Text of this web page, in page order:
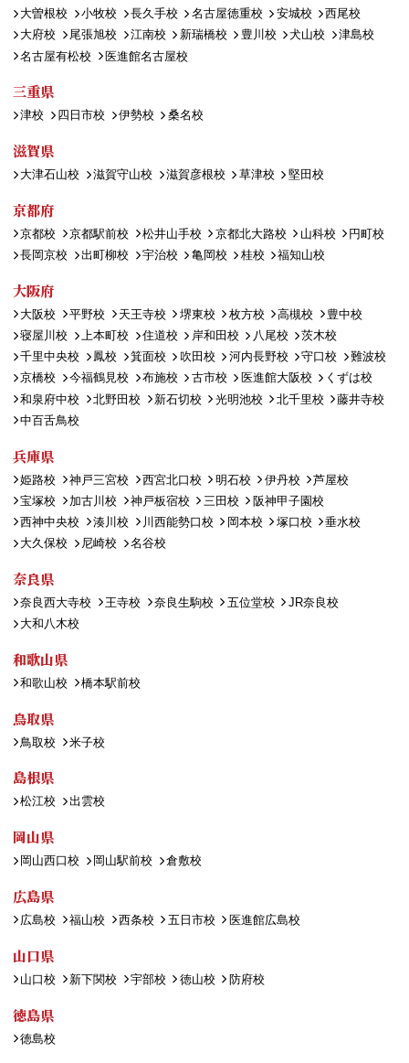
大曽根校
小牧校 長久手校 名古屋徳重校 安城校
西尾校
大府校
尾張旭校 江南校 新瑞橋校 豊川校 犬山校
津島校
名古屋有松校
医進館名古屋校
三重県
津校 四日市校 伊勢校 桑名校
滋賀県
大津石山校 滋賀守山校 滋賀彦根校 草津校 堅田校
京都府
京都校 京都駅前校 松井山手校 京都北大路校 山科校
円町校
長岡京校
出町柳校 宇治校 亀岡校 桂校 福知山校
大阪府
大阪校 平野校 天王寺校 堺東校 枚方校 高槻校
豊中校
寝屋川校
上本町校 住道校 岸和田校 八尾校
茨木校
千里中央校
鳳校 箕面校 吹田校 河内長野校 守口校
難波校
京橋校
今福鶴見校 布施校 古市校 医進館大阪校
くずは校
和泉府中校
北野田校 新石切校 光明池校 北千里校
藤井寺校
中百舌鳥校
兵庫県
姫路校 神戸三宮校 西宮北口校 明石校 伊丹校
芦屋校
宝塚校
加古川校 神戸板宿校 三田校
阪神甲子園校
西神中央校
湊川校 川西能勢口校 岡本校 塚口校
垂水校
大久保校
尼崎校 名谷校
奈良県
奈良西大寺校 王寺校 奈良生駒校 五位堂校
JR奈良校
大和八木校
和歌山県
和歌山校 橋本駅前校
鳥取県
鳥取校 米子校
島根県
松江校 出雲校
岡山県
岡山西口校 岡山駅前校 倉敷校
広島県
広島校 福山校 西条校 五日市校 医進館広島校
山口県
山口校 新下関校 宇部校 徳山校 防府校
徳島県
徳島校